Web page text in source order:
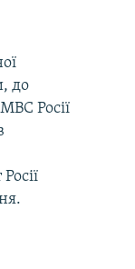
до
Росії